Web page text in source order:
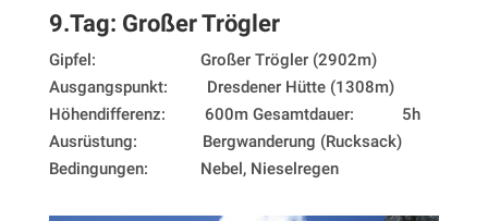
9.Tag: Großer Trögler
Gipfel: Großer Trögler (2902m)
Ausgangspunkt: Dresdener Hütte (1308m)
Höhendifferenz: 600m Gesamtdauer: 5h
Ausrüstung: Bergwanderung (Rucksack)
Bedingungen: Nebel, Nieselregen